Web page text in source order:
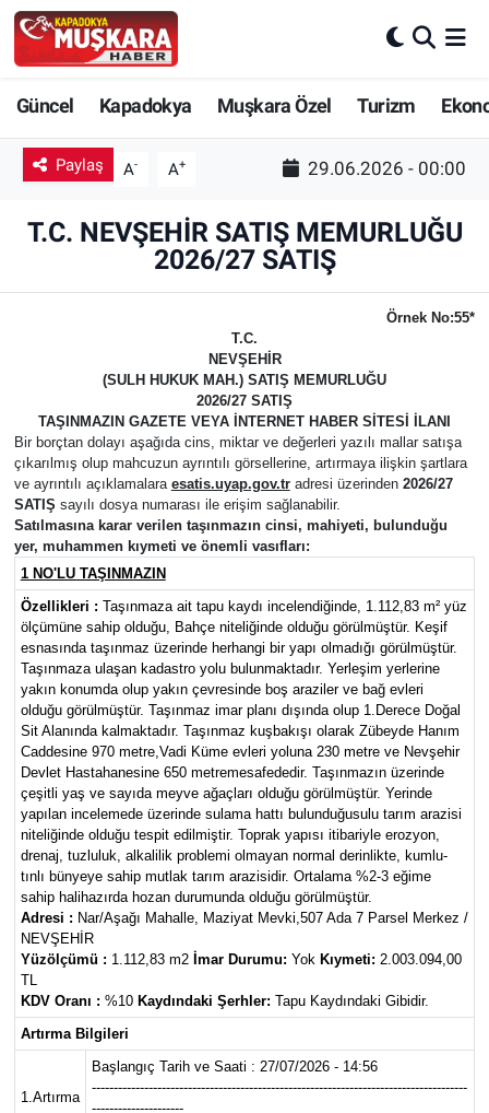
Güncel Kapadokya Muşkara Özel Turizm
Paylaş A- A+ 29.06.2026 - 00:00
T.C. NEVŞEHİR SATIŞ MEMURLUĞU
2026/27 SATIŞ
Örnek No:55*
T.C.
NEVŞEHİR
(SULH HUKUK MAH.) SATIŞ MEMURLUĞU
2026/27 SATIŞ
TAŞINMAZIN GAZETE VEYA İNTERNET HABER SİTESİ İLANI
Bir borçtan dolayı aşağıda cins, miktar ve değerleri yazılı mallar satışa
çıkarılmış olup mahcuzun ayrıntılı görsellerine, artırmaya ilişkin şartlara
ve ayrıntılı açıklamalara esatis.uyap.gov.tradresi üzerinden 2026/27
SATIŞ sayılı dosya numarası ile erişim sağlanabilir.
Satılmasına karar verilen taşınmazın cinsi, mahiyeti, bulunduğu
yer, muhammen kıymeti ve önemli vasıfları:
1 NO'LU TAŞINMAZIN
Özellikleri : Taşınmaza ait tapu kaydı incelendiğinde, 1.112,83 m² yüz
ölçümüne sahip olduğu, Bahçe niteliğinde olduğu görülmüştür. Keşif
esnasında taşınmaz üzerinde herhangi bir yapı olmadığı görülmüştür.
Taşınmaza ulaşan kadastro yolu bulunmaktadır. Yerleşim yerlerine
yakın konumda olup yakın çevresinde boş araziler ve bağ evleri
olduğu görülmüştür. Taşınmaz imar planı dışında olup 1.Derece Doğal
Sit Alanında kalmaktadır. Taşınmaz kuşbakışı olarak Zübeyde Hanım
Caddesine 970 metre,Vadi Küme evleri yoluna 230 metre ve Nevşehir
Devlet Hastahanesine 650 metremesafededir. Taşınmazın üzerinde
çeşitli yaş ve sayıda meyve ağaçları olduğu görülmüştür. Yerinde
yapılan incelemede üzerinde sulama hattı bulunduğusulu tarım arazisi
niteliğinde olduğu tespit edilmiştir. Toprak yapısı itibariyle erozyon,
drenaj, tuzluluk, alkalilik problemi olmayan normal derinlikte, kumlu-
tınlı bünyeye sahip mutlak tarım arazisidir. Ortalama %2-3 eğime
sahip halihazırda hozan durumunda olduğu görülmüştür.
Adresi : Nar/Aşağı Mahalle, Maziyat Mevki,507 Ada 7 Parsel Merkez /
NEVŞEHİR
Yüzölçümü : 1.112,83 m2 İmar Durumu: Yok Kıymeti: 2.003.094,00
TL
KDV Oranı : %10 Kaydındaki Şerhler: Tapu Kaydındaki Gibidir.
Artırma Bilgileri
1.Artırma
Başlangıç Tarih ve Saati : 27/07/2026 - 14:56
--------------------------------------------------------------------------------------
---------------------
Güncel
Muşkara Özel
Turizm
Kültür - Sanat
Yaşam
VEFATLAR
Nevşehir Hava Durumu
Süper Lig Puan Durumu ve Fikstür
Son Dakika Haberleri
Haber Arşivi